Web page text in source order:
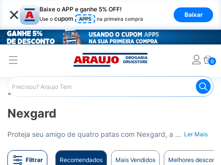
× Baixe o APP e ganhe 5% OFF!
Use o cupom APP5 na primeira compra
Baixar
0
Araujo Marcas
Nexgard
Proteja seu amigo de quatro patas com Nexgard, a escolha confiável em controle de parasitas para cães. Desenvolvido com tecnologia inovadora, Nexgard oferece uma solução eficaz e fácil de usar contra pulgas e carrapatos, garantindo o conforto e a saúde do seu pet. Experimente Nexgard e descubra o cuidado sem complicações que só uma marca líder pode oferecer. Ler Mais
Filtrar Recomendados Mais Vendidos Melhores